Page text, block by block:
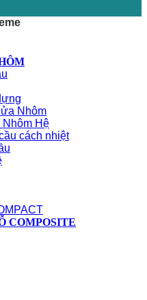
Nhôm
Nhôm Hệ
cách nhiệt
COMPOSITE